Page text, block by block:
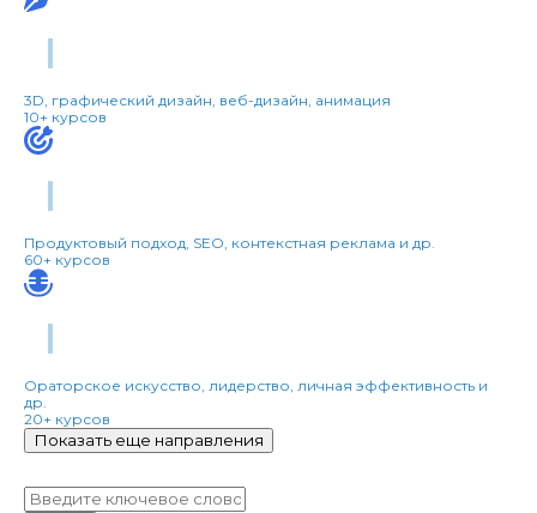
3D, графический дизайн, веб-дизайн, анимация
10+ курсов
Продуктовый подход, SEO, контекстная реклама и др.
60+ курсов
Ораторское искусство, лидерство, личная эффективность и
др.
20+ курсов
Показать еще направления